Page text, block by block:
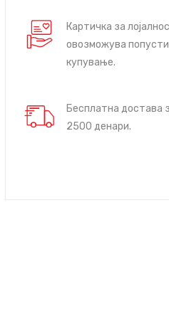
Картичка за
овозможува
купување.
Бесплатна достава
2500 денари.